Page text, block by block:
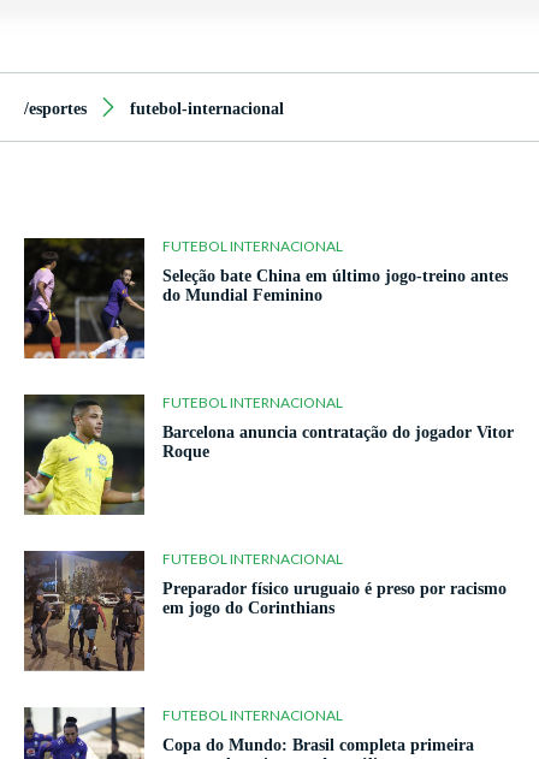
/esportes futebol-internacional
FUTEBOL INTERNACIONAL
Seleção bate China em último jogo-treino antes
do Mundial Feminino
FUTEBOL INTERNACIONAL
Barcelona anuncia contratação do jogador Vitor
Roque
FUTEBOL INTERNACIONAL
Preparador físico uruguaio é preso por racismo
em jogo do Corinthians
FUTEBOL INTERNACIONAL
Copa do Mundo: Brasil completa primeira